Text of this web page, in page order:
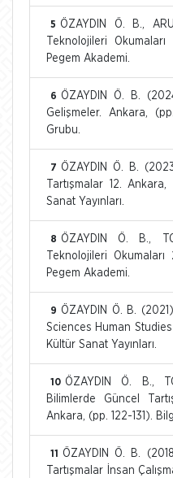
5 ÖZAYDIN Ö. B.,
Teknolojileri
Pegem Akademi.
6 ÖZAYDIN Ö. B.
Gelişmeler. Ankara,
Grubu.
7 ÖZAYDIN Ö. B.
Tartışmalar 12.
Sanat Yayınları.
8 ÖZAYDIN Ö. B.,
Teknolojileri
Pegem Akademi.
9 ÖZAYDIN Ö. B.
Sciences Human
Kültür Sanat Yayınları.
10 ÖZAYDIN Ö. B.,
Bilimlerde Güncel
Ankara, (pp. 122-131).
11
ÖZAYDIN Ö. B.
Tartışmalar İnsan